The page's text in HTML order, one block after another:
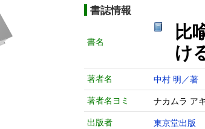
書誌情報
書名
比
著者名 中村 明／著
著者名ヨミ ナカムラ ア
出版者 東京堂出版